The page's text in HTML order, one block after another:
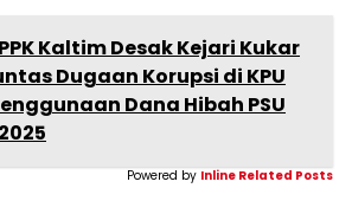
Kaltim Desak Kejari Kukar
Dugaan Korupsi di KPU
Dana Hibah PSU
Powered by Inline Related Posts